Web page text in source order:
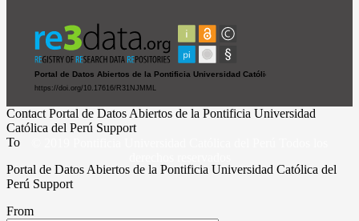
Contact Portal de Datos Abiertos de la Pontificia Universidad
Católica del Perú Support
To
Portal de Datos Abiertos de la Pontificia Universidad Católica del
Perú Support
From